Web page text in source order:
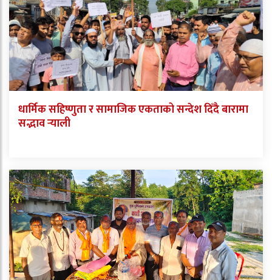
धार्मिक सहिष्णुता र सामाजिक एकताको सन्देश दिँदै बारामा
सद्भाव र्‍याली